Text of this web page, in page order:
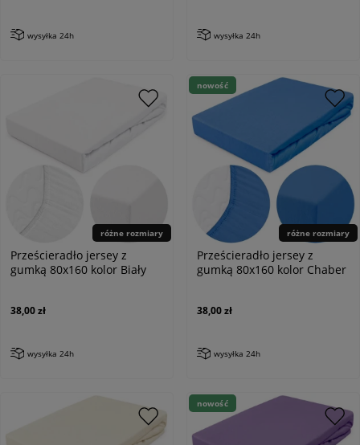
wysyłka 24h wysyłka 24h
różne rozmiary
Prześcieradło jersey z
gumką 80x160 kolor Biały
38,00 zł
wysyłka 24h
różne rozmiary
Prześcieradło jersey z
gumką 80x160 kolor Chaber
38,00 zł
wysyłka 24h
nowość
nowość